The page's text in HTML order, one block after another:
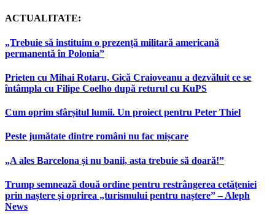
ACTUALITATE:
„Trebuie să instituim o prezență militară americană
permanentă în Polonia”
Prieten cu Mihai Rotaru, Gică Craioveanu a dezvăluit ce se
întâmpla cu Filipe Coelho după returul cu KuPS
Cum oprim sfârșitul lumii. Un proiect pentru Peter Thiel
Peste jumătate dintre români nu fac mișcare
„A ales Barcelona și nu banii, asta trebuie să doară!”
Trump semnează două ordine pentru restrângerea cetățeniei
prin naștere și oprirea „turismului pentru naștere” – Aleph
News